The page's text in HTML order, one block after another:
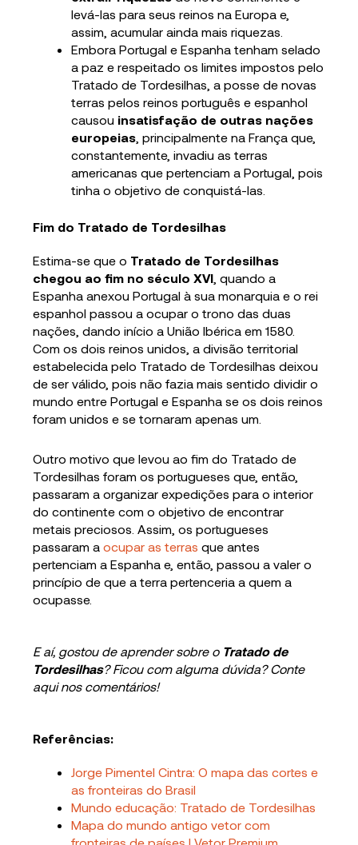
levá-las para seus reinos na Europa e,
assim, acumular ainda mais riquezas.
Embora Portugal e Espanha tenham selado
a paz e respeitado os limites impostos pelo
Tratado de Tordesilhas, a posse de novas
terras pelos reinos português e espanhol
causou insatisfação de outras nações
europeias , principalmente na França que,
constantemente, invadiu as terras
americanas que pertenciam a Portugal, pois
tinha o objetivo de conquistá-las.
Fim do Tratado de Tordesilhas
Estima-se que o Tratado de Tordesilhas
chegou ao fim no século XVI , quando a
Espanha anexou Portugal à sua monarquia e o rei
espanhol passou a ocupar o trono das duas
nações, dando início a União Ibérica em 1580.
Com os dois reinos unidos, a divisão territorial
estabelecida pelo Tratado de Tordesilhas deixou
de ser válido, pois não fazia mais sentido dividir o
mundo entre Portugal e Espanha se os dois reinos
foram unidos e se tornaram apenas um.
Outro motivo que levou ao fim do Tratado de
Tordesilhas foram os portugueses que, então,
passaram a organizar expedições para o interior
do continente com o objetivo de encontrar
metais preciosos. Assim, os portugueses
passaram aocupar as terras que antes
pertenciam a Espanha e, então, passou a valer o
princípio de que a terra pertenceria a quem a
ocupasse.
E aí, gostou de aprender sobre o Tratado de
Tordesilhas? Ficou com alguma dúvida? Conte
aqui nos comentários!
Referências:
Jorge Pimentel Cintra: O mapa das cortes e
as fronteiras do Brasil
Mundo educação: Tratado de Tordesilhas
Mapa do mundo antigo vetor com